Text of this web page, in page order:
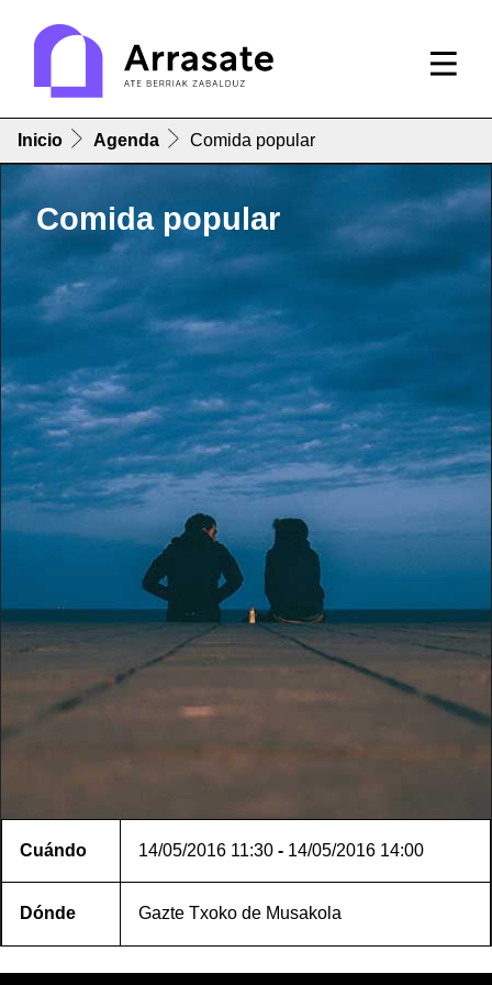
Inicio Agenda Comida popular
Comida popular
Cuándo 14/05/2016 11:30 - 14/05/2016 14:00
Dónde Gazte Txoko de Musakola